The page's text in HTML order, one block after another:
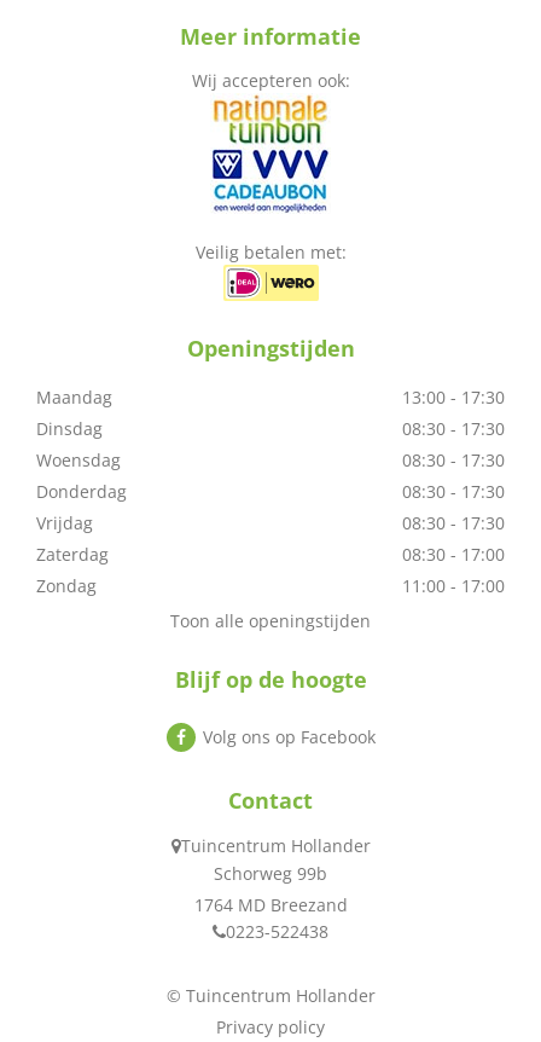
Meer informatie
Wij accepteren ook:
Veilig betalen met:
Openingstijden
Maandag
13:00 - 17:30
Dinsdag
08:30 - 17:30
Woensdag
08:30 - 17:30
Donderdag
08:30 - 17:30
Vrijdag
08:30 - 17:30
Zaterdag
08:30 - 17:00
Zondag
11:00 - 17:00
Toon alle openingstijden
Blijf op de hoogte
Volg ons op Facebook
Contact
Tuincentrum Hollander
Schorweg 99b
1764 MD Breezand
0223-522438
© Tuincentrum Hollander
Privacy policy